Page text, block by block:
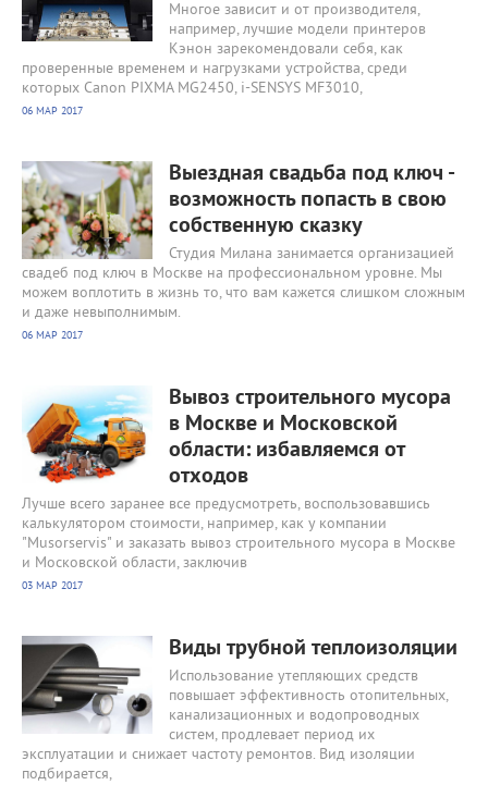
Многое зависит и от производителя,
например, лучшие модели принтеров
Кэнон зарекомендовали себя, как
проверенные временем и нагрузками устройства, среди
которых Canon PIXMA MG2450, i-SENSYS MF3010,
06 МАР 2017
Выездная свадьба под ключ -
возможность попасть в свою
собственную сказку
Студия Милана занимается организацией
свадеб под ключ в Москве на профессиональном уровне. Мы
можем воплотить в жизнь то, что вам кажется слишком сложным
и даже невыполнимым.
06 МАР 2017
Вывоз строительного мусора
в Москве и Московской
области: избавляемся от
отходов
Лучше всего заранее все предусмотреть, воспользовавшись
калькулятором стоимости, например, как у компании
"Musorservis" и заказать вывоз строительного мусора в Москве
и Московской области, заключив
03 МАР 2017
Виды трубной теплоизоляции
Использование утепляющих средств
повышает эффективность отопительных,
канализационных и водопроводных
систем, продлевает период их
эксплуатации и снижает частоту ремонтов. Вид изоляции
подбирается,